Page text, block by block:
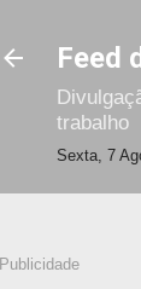
Feed
trabalho
Sexta, 7
Publicidade